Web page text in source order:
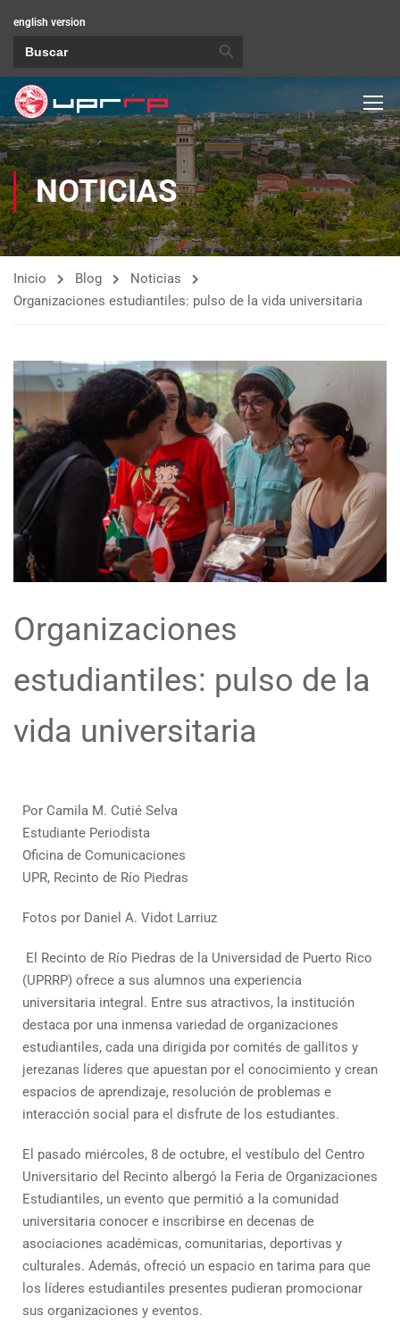
english version
NOTICIAS
Inicio Blog
Noticias
Organizaciones estudiantiles: pulso de la vida universitaria
Organizaciones
estudiantiles: pulso de la
vida universitaria
Por Camila M. Cutié Selva
Estudiante Periodista
Oficina de Comunicaciones
UPR, Recinto de Río Piedras
Fotos por Daniel A. Vidot Larriuz
El Recinto de Río Piedras de la Universidad de Puerto Rico
(UPRRP) ofrece a sus alumnos una experiencia
universitaria integral. Entre sus atractivos, la institución
destaca por una inmensa variedad de organizaciones
estudiantiles, cada una dirigida por comités de gallitos y
jerezanas líderes que apuestan por el conocimiento y crean
espacios de aprendizaje, resolución de problemas e
interacción social para el disfrute de los estudiantes.
El pasado miércoles, 8 de octubre, el vestíbulo del Centro
Universitario del Recinto albergó la Feria de Organizaciones
Estudiantiles, un evento que permitió a la comunidad
universitaria conocer e inscribirse en decenas de
asociaciones académicas, comunitarias, deportivas y
culturales. Además, ofreció un espacio en tarima para que
los líderes estudiantiles presentes pudieran promocionar
sus organizaciones y eventos.